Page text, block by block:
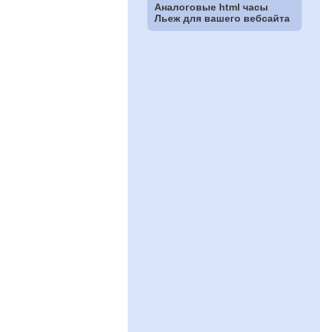
Аналоговые html часы
Льеж для вашего вебсайта